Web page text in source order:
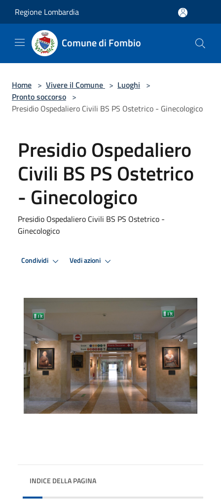
Regione Lombardia
Comune di Fombio
Home > Vivere il Comune > Luoghi >
Pronto soccorso >
Presidio Ospedaliero Civili BS PS Ostetrico - Ginecologico
Presidio Ospedaliero
Civili BS PS Ostetrico
- Ginecologico
Presidio Ospedaliero Civili BS PS Ostetrico -
Ginecologico
Condividi Vedi azioni
INDICE DELLA PAGINA